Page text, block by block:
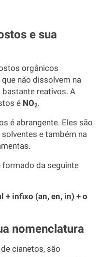
e sua
orgânicos
não dissolvem na
bastante reativos. A
é NO2.
é abrangente. Eles são
e também na
da seguinte
+ infixo (an, en, in) + o
nomenclatura
cianetos, são